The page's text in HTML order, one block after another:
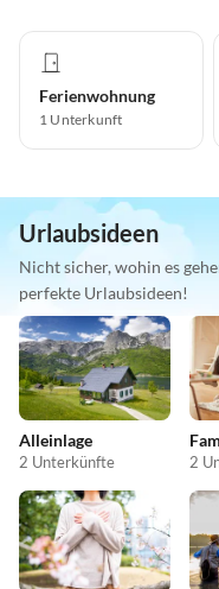
Ferienwohnung
1 Unterkunft
Urlaubsideen
Nicht sicher, wohin es
perfekte Urlaubsideen!
Alleinlage
2 Unterkünfte 2